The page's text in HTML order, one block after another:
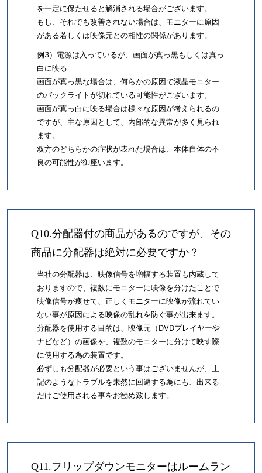
を一定に保たせると解消される場合がございます。
もし、それでも改善されない場合は、モニターに原因
がある若しくは映像元との相性の関係があります。
例3）電源は入っているが、画面が真っ黒もしくは真っ
白に映る
画面が真っ黒な場合は、何らかの原因で液晶モニター
のバックライトが切れている可能性がございます。
画面が真っ白に映る場合は様々な原因が考えられるの
ですが、主な原因として、内部的な異常が多く見られ
ます。
双方のどちらかの症状が表れた場合は、本体自体の不
良の可能性が御座います。
Q10.分配器付の商品があるのですが、その
商品に分配器は絶対に必要ですか？
当社の分配器は、映像信号を増幅する装置も内蔵して
おりますので、複数にモニターに映像を分けたことで
映像信号が痩せて、正しくモニターに映像が流れてい
ない事が原因による映像の乱れを防ぐ事が出来ます。
分配器を使用する目的は、映像元（DVDプレイヤーや
ナビなど）の画像を、複数のモニターに分けて映す際
に使用する為の装置です。
必ずしも分配器が必要という事はございませんが、上
記のようなトラブルを未然に回避する為にも、出来る
だけご使用される事をお勧め致します。
Q11.フリップダウンモニターはルームラン